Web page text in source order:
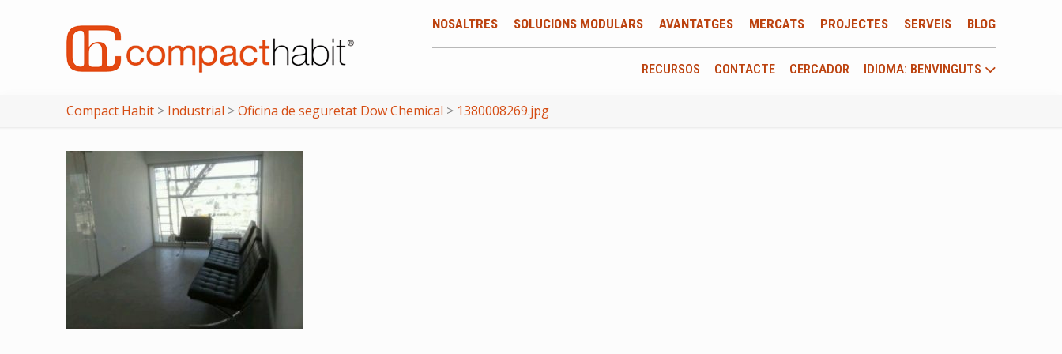
NOSALTRES SOLUCIONS MODULARS AVANTATGES MERCATS PROJECTES SERVEIS BLOG
RECURSOS CONTACTE CERCADOR IDIOMA: BENVINGUTS
Compact Habit > Industrial >Oficina de seguretat Dow Chemical > 1380008269.jpg